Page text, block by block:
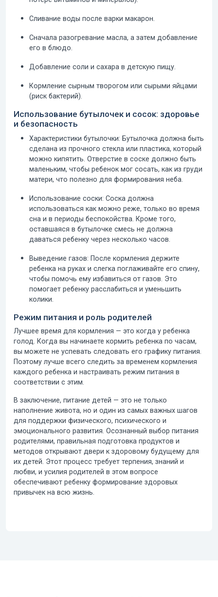
Сливание воды после варки макарон.
Сначала разогревание масла, а затем добавление
его в блюдо.
Добавление соли и сахара в детскую пищу.
Кормление сырным творогом или сырыми яйцами
(риск бактерий).
Использование бутылочек и сосок: здоровье
и безопасность
Характеристики бутылочки: Бутылочка должна быть
сделана из прочного стекла или пластика, который
можно кипятить. Отверстие в соске должно быть
маленьким, чтобы ребенок мог сосать, как из груди
матери, что полезно для формирования неба.
Использование соски: Соска должна
использоваться как можно реже, только во время
сна и в периоды беспокойства. Кроме того,
оставшаяся в бутылочке смесь не должна
даваться ребенку через несколько часов.
Выведение газов: После кормления держите
ребенка на руках и слегка поглаживайте его спину,
чтобы помочь ему избавиться от газов. Это
помогает ребенку расслабиться и уменьшить
колики.
Режим питания и роль родителей
Лучшее время для кормления — это когда у ребенка
голод. Когда вы начинаете кормить ребенка по часам,
вы можете не успевать следовать его графику питания.
Поэтому лучше всего следить за временем кормления
каждого ребенка и настраивать режим питания в
соответствии с этим.
В заключение, питание детей — это не только
наполнение живота, но и один из самых важных шагов
для поддержки физического, психического и
эмоционального развития. Осознанный выбор питания
родителями, правильная подготовка продуктов и
методов открывают двери к здоровому будущему для
их детей. Этот процесс требует терпения, знаний и
любви, и усилия родителей в этом вопросе
обеспечивают ребенку формирование здоровых
привычек на всю жизнь.